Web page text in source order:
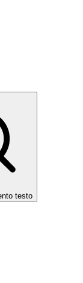
testo